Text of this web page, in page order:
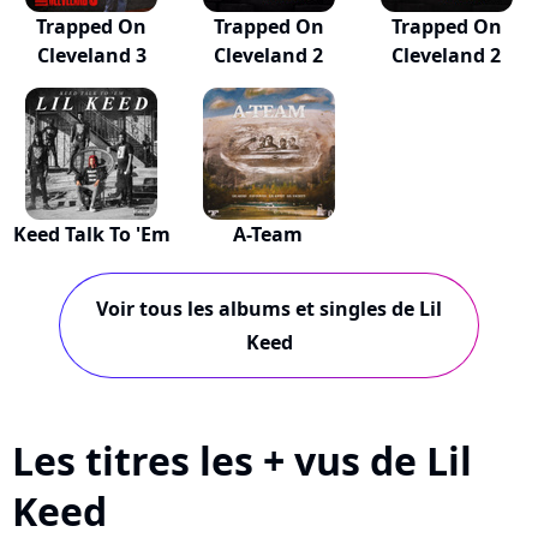
Trapped On
Cleveland 3
Trapped On
Cleveland 2
Trapped On
Cleveland 2
Keed Talk To 'Em A-Team
Voir tous les albums et singles de Lil
Keed
Les titres les + vus de Lil
Keed